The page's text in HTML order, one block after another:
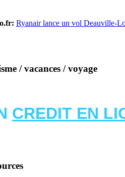
Ryanair lance un vol Deauville-
/ vacances / voyage
CREDIT EN